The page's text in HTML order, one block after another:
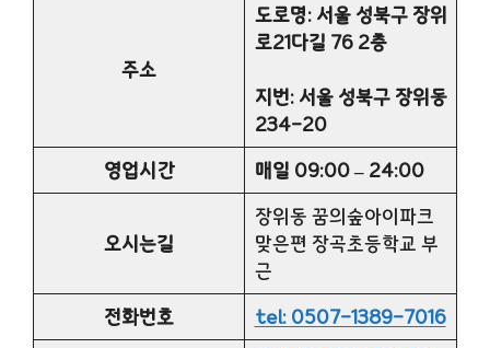
주소
도로명: 서울 성북구 장위
로21다길 76 2층
지번: 서울 성북구 장위동
234-20
영업시간
매일 09:00 – 24:00
오시는길
장위동 꿈의숲아이파크
맞은편 장곡초등학교 부
근
전화번호
tel: 0507-1389-7016